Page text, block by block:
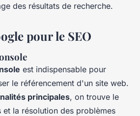
des résultats de recherche.
pour le SEO
est indispensable pour
le référencement d'un site web.
principales, on trouve le
et la résolution des problèmes